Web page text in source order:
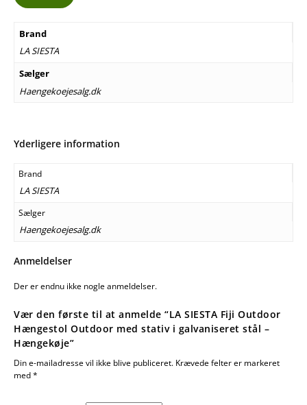
Brand
LA SIESTA
Sælger
Haengekoejesalg.dk
Yderligere information
Brand
LA SIESTA
Sælger
Haengekoejesalg.dk
Anmeldelser
Der er endnu ikke nogle anmeldelser.
Vær den første til at anmelde “LA SIESTA Fiji Outdoor
Hængestol Outdoor med stativ i galvaniseret stål –
Hængekøje”
Din e-mailadresse vil ikke blive publiceret. Krævede felter er markeret
med*